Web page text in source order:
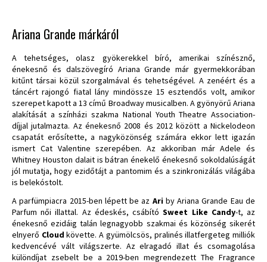
Ariana Grande márkáról
A tehetséges, olasz gyökerekkel bíró, amerikai színésznő,
énekesnő és dalszövegíró Ariana Grande már gyermekkorában
kitűnt társai közül szorgalmával és tehetségével. A zenéért és a
táncért rajongó fiatal lány mindössze 15 esztendős volt, amikor
szerepet kapott a 13 című Broadway musicalben. A gyönyörű Ariana
alakítását a színházi szakma National Youth Theatre Association-
díjjal jutalmazta. Az énekesnő 2008 és 2012 között a Nickelodeon
csapatát erősítette, a nagyközönség számára ekkor lett igazán
ismert Cat Valentine szerepében. Az akkoriban már Adele és
Whitney Houston dalait is bátran énekelő énekesnő sokoldalúságát
jól mutatja, hogy ezidőtájt a pantomim és a szinkronizálás világába
is belekóstolt.
A parfümpiacra 2015-ben lépett be az Ariby Ariana Grande Eau de
Parfum női illattal. Az édeskés, csábítóSweet Like Candy-t, az
énekesnő ezidáig talán legnagyobb szakmai és közönség sikerét
elnyerő Cloud követte. A gyümölcsös, pralinés illatfergeteg milliók
kedvencévé vált világszerte. Az elragadó illat és csomagolása
különdíjat zsebelt be a 2019-ben megrendezett The Fragrance